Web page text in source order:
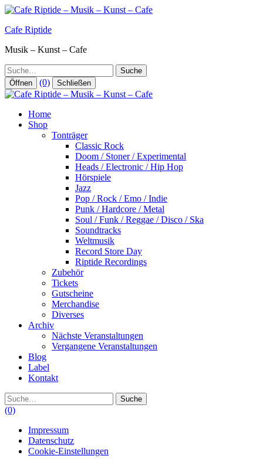
Zum
springen
Cafe Riptide
Musik – Kunst – Cafe
Suche
Öffnen (0) Schließen
Home
Shop
Tonträger
Classic Rock
Doom / Stoner / Experimental
Heads / Electronic / Hip Hop
Hörspiele
Jazz
Pop / Rock / Emo / Indie
Punk / Hardcore / Metal
Soul / Funk / Reggae / Disco / Ska
Soundtracks
Weltmusik
Record Store Day
Riptide Recordings
Zubehör
Tickets
Gutscheine
Merchandise
Diverses
Archiv
Nächste Veranstaltungen
Vergangene Veranstaltungen
Blog
Label
Kontakt
Suche
(0)
Impressum
Datenschutz
Cookie-Einstellungen